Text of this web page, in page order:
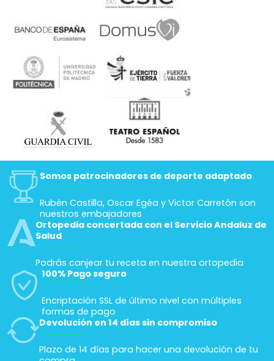
Somos patrocinadores de deporte adaptado
Rubén Castilla, Oscar Egéa y Victor Carretón son
nuestros embajadores
Ortopedia concertada con el Servicio Andaluz de
Salud
Podrás canjear tu receta en nuestra ortopedia
100% Pago seguro
Encriptación SSL de último nivel con múltiples
formas de pago
Devolución en 14 días sin compromiso
Plazo de 14 días para hacer una devolución de tu